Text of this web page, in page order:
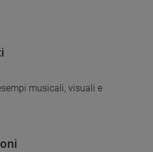
musicali, visuali e